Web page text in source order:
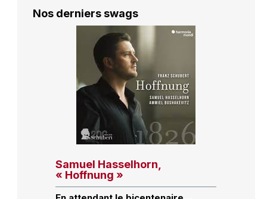
Nos derniers swags
Samuel Hasselhorn,
« Hoffnung »